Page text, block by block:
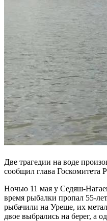
Две трагедии на воде
сообщил глава
Ночью 11 мая у Седяш-
время рыбалки пропал 55-
рыбачили на Уреше, их
двое выбрались на берег, а